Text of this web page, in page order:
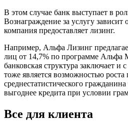
В этом случае банк выступает в
Вознаграждение за услугу зависит
компания предоставляет лизинг.
Например, Альфа Лизинг
лиц от 14,7% по программе Альфа
банковская структура заключает
тоже является возможностью
среднестатистического
выгоднее кредита при условии
Все для клиента